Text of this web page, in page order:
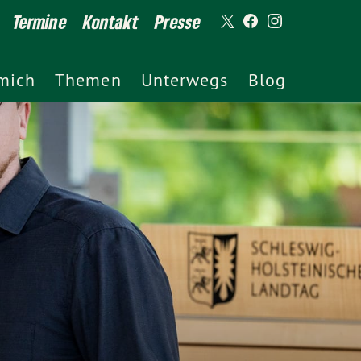
Termine Kontakt Presse
Themen Unterwegs Blog